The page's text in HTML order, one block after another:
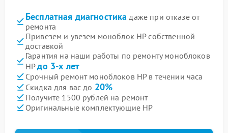
Бесплатная диагностика даже при отказе от
ремонта
Привезем и увезем моноблок HP собственной
доставкой
Гарантия на наши работы по ремонту моноблоков
HPдо 3-х лет
Срочный ремонт моноблоков HP в течении часа
Скидка для вас до 20%
Получите 1500 рублей на ремонт
Оригинальные комплектующие HP